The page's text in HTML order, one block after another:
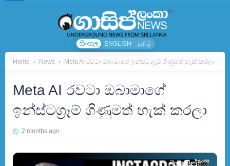
සිංහල ENGLISH தமிழ்
Home News Meta AI රවටා ඔබාමාගේ ඉන්ස්ටග්‍රෑම් ගිණුමත් හැක් කරලා
Meta AI රවටා ඔබාමාගේ
ඉන්ස්ටග්‍රෑම් ගිණුමත් හැක් කරලා
2 months ago